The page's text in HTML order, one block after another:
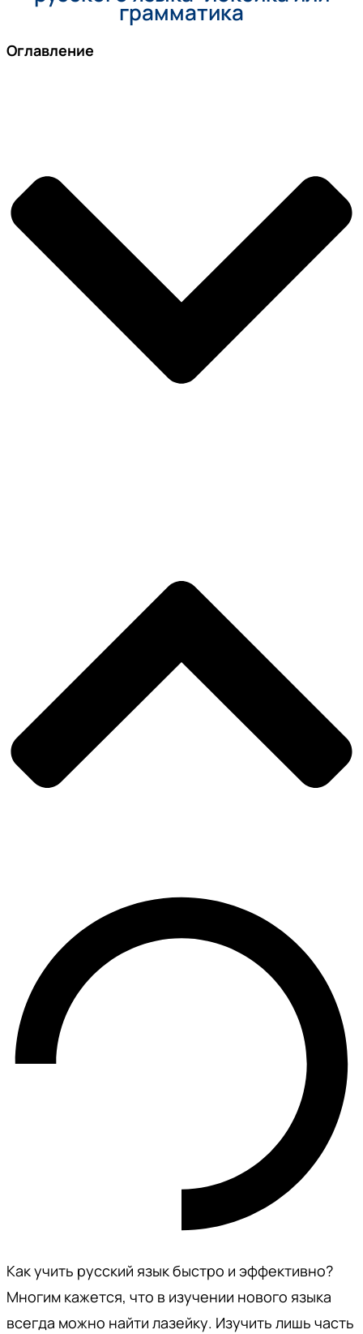
грамматика
Оглавление
Как учить русский язык быстро и эффективно?
Многим кажется, что в изучении нового языка
всегда можно найти лазейку. Изучить лишь часть